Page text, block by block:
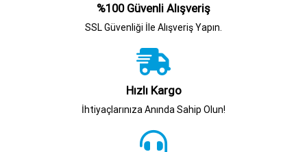
%100 Güvenli Alışveriş
SSL Güvenliği İle Alışveriş Yapın.
Hızlı Kargo
İhtiyaçlarınıza Anında Sahip Olun!